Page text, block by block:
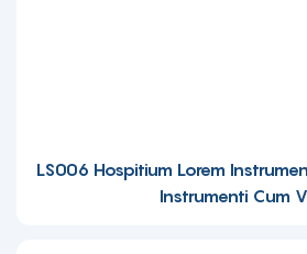
LS006 Hospitium Lorem
Instrumenti Cum